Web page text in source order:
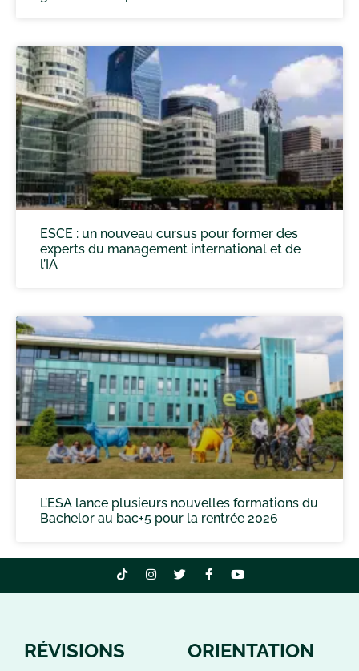
ESCE : un nouveau cursus pour former des
experts du management international et de
l’IA
L’ESA lance plusieurs nouvelles formations du
Bachelor au bac+5 pour la rentrée 2026
RÉVISIONS ORIENTATION